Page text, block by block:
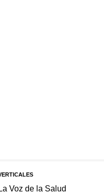
Voz de la Salud